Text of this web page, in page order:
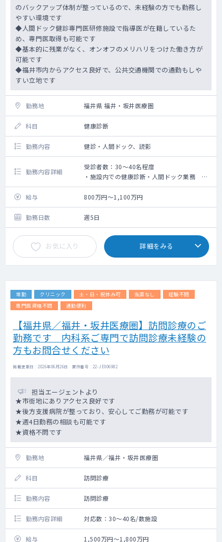
のバックアップ体制が整っているので、未経験の方でも勤務し
やすい環境です
◆人間ドック健診専門医研修施設で指導医が在籍しているた
め、専門医取得も可能です
◆基本的に残業がなく、オンオフのメリハリをつけた働き方が
可能です
◆福井市内からアクセス良好で、公共交通機関での通勤もしや
すい立地です
勤務地 福井県 福井・坂井医療圏
科目 健康診断
勤務内容 健診・人間ドック、読影
勤務内容詳細
受診者数：30～40名程度
・施設内での健康診断・人間ドック業務 ※
巡回健診はございません
・産業医をお持ちの場合は、産業医業務をご
相談させていただく場合がございます
給与 800万円～1,100万円
勤務日数 週5日
お気に入り 詳細をみる
常勤 クリニック 土・日・祝休み可 当直なし
経験不問
専門医資格不問
通勤便利
【福井県／福井・坂井医療圏】訪問診療のご
勤務です 内科系ご専門で訪問診療未経験の
方もお問合せください
掲載更新日 : 2026年06月26日 案件番号 : 22-JE006982
担当エージェントより
★市街地にありアクセス良好です
★後方支援病院が整っており、安心してご勤務が可能です
★週4日勤務の相談も可能です
★資格不問です
勤務地 福井県／福井・坂井医療圏
科目 訪問診療
勤務内容 訪問診療
勤務内容詳細 対応数：30～40名/数施設
給与 1,500万円～1,800万円